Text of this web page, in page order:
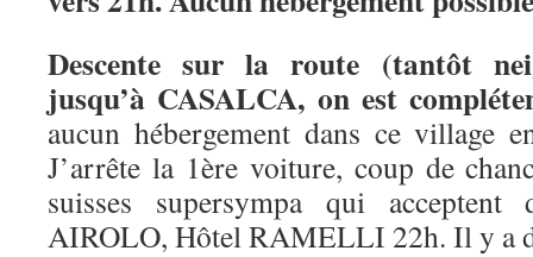
Descente sur la route (tantôt
jusqu’à CASALCA, on est
aucun hébergement dans ce village
J’arrête la 1ère voiture, coup de
suisses supersympa qui
AIROLO, Hôtel RAMELLI 22h. Il y a